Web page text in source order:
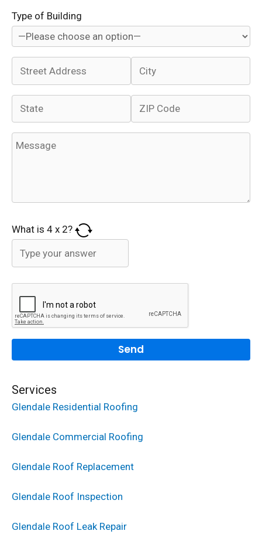
Type of Building
What is 4 x 2?
Services
Glendale Residential Roofing
Glendale Commercial Roofing
Glendale Roof Replacement
Glendale Roof Inspection
Glendale Roof Leak Repair